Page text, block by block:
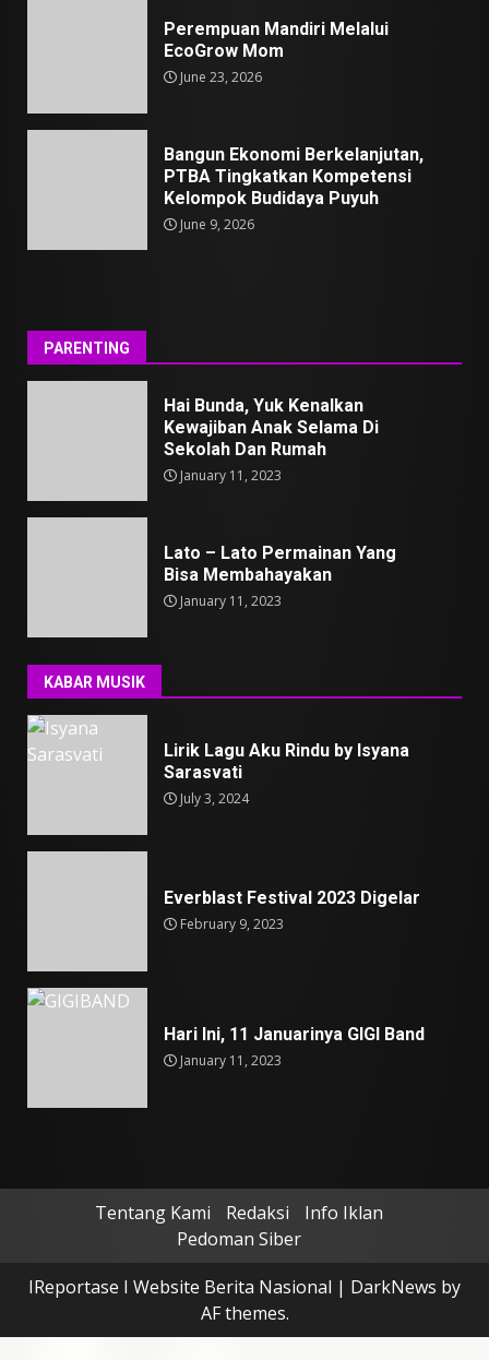
Perempuan Mandiri Melalui
EcoGrow Mom
June 23, 2026
Bangun Ekonomi Berkelanjutan,
PTBA Tingkatkan Kompetensi
Kelompok Budidaya Puyuh
June 9, 2026
PARENTING
Hai Bunda, Yuk Kenalkan
Kewajiban Anak Selama Di
Sekolah Dan Rumah
January 11, 2023
Lato – Lato Permainan Yang
Bisa Membahayakan
January 11, 2023
KABAR MUSIK
Lirik Lagu Aku Rindu by Isyana
Sarasvati
July 3, 2024
Everblast Festival 2023 Digelar
February 9, 2023
Hari Ini, 11 Januarinya GIGI Band
January 11, 2023
Tentang Kami Redaksi
Info Iklan
Pedoman Siber
IReportase I Website Berita Nasional | DarkNews by
AF themes.